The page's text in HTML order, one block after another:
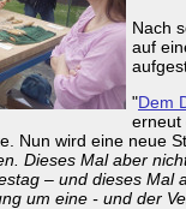
Nach
auf
"Dem
erneut
Nun wird eine neue
Dieses Mal aber
– und dieses
um eine - und der